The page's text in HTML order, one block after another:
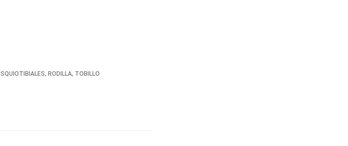
ISQUIOTIBIALES, RODILLA, TOBILLO